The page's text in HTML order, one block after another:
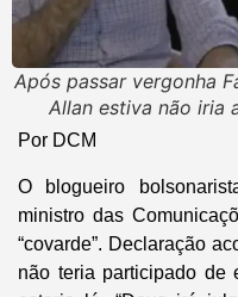
Após passar vergonha
Allan estiva não iria
Por DCM
O blogueiro
ministro das
“covarde”. Declaração
não teria participado de